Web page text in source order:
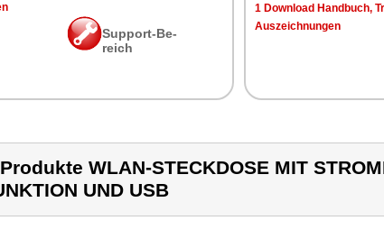
Sup­port-Be­
reich
1 Down­load Hand­buch,
Aus­zeich­nun­gen
WLAN-STECKDOSE MIT
UND USB